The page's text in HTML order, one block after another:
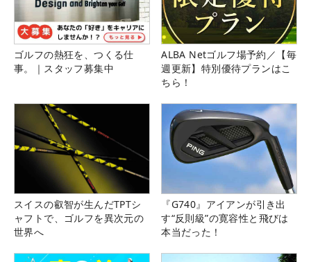
ゴルフの熱狂を、つくる仕
事。｜スタッフ募集中
ALBA Netゴルフ場予約／【毎
週更新】特別優待プランはこ
ちら！
スイスの叡智が生んだTPTシ
ャフトで、ゴルフを異次元の
世界へ
『G740』アイアンが引き出
す“反則級”の寛容性と飛びは
本当だった！